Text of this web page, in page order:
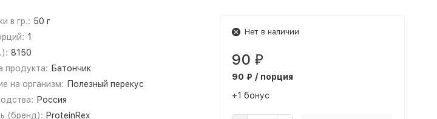
в гр.: 50 г
1
8150
продукта: Батончик
на организм: Полезный перекус
Россия
(бренд): ProteinRex
Нет в наличии
90 ₽
90 ₽ / порция
+1 бонус